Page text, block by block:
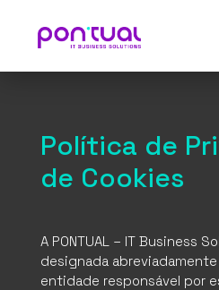
Política de
de Cookies
A PONTUAL – IT Business
designada abreviadamente
entidade responsável por